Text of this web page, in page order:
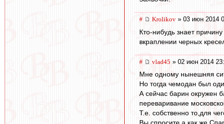
# Krolikov » 03 июн 2014
Кто-нибудь знает
вкраплении черных
# vlad45 » 02 июн 2014
Мне одному нынешняя
Но тогда чемодан был
А сейчас барин окружен
переваривание
Т.е. собственно то,для